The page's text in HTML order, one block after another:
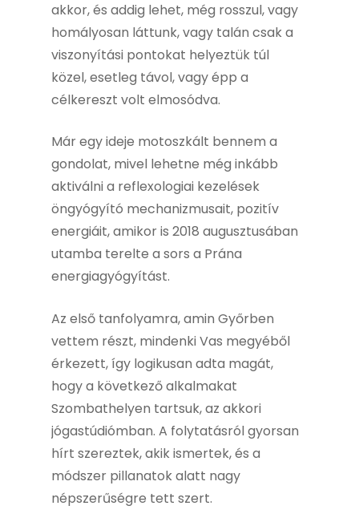
akkor, és addig lehet, még rosszul, vagy
homályosan láttunk, vagy talán csak a
viszonyítási pontokat helyeztük túl
közel, esetleg távol, vagy épp a
célkereszt volt elmosódva.
Már egy ideje motoszkált bennem a
gondolat, mivel lehetne még inkább
aktiválni a reflexologiai kezelések
öngyógyító mechanizmusait, pozitív
energiáit, amikor is 2018 augusztusában
utamba terelte a sors a Prána
energiagyógyítást.
Az első tanfolyamra, amin Győrben
vettem részt, mindenki Vas megyéből
érkezett, így logikusan adta magát,
hogy a következő alkalmakat
Szombathelyen tartsuk, az akkori
jógastúdiómban. A folytatásról gyorsan
hírt szereztek, akik ismertek, és a
módszer pillanatok alatt nagy
népszerűségre tett szert.